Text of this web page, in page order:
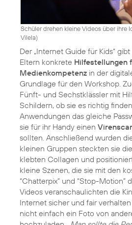
Schüler drehen kleine Videos über ihre
Vilela)
Der „Internet Guide für Kids“
Eltern konkrete Hilfestellungen
Medienkompetenz in der
Grundlage für den Workshop.
Fünft- und Sechstklässler mit
Schildern, ob sie es richtig
Anwendungen das gleiche
sie für ihr Handy einen
sollten. Anschließend wurden
kleinen Gruppen steckten sie
klebten Collagen und
kleine Szenen, die sie mit den
“Chatterpix” und “Stop-Motion”
Videos veranschaulichten die
Internet sicher und fair
nicht einfach ein Foto von